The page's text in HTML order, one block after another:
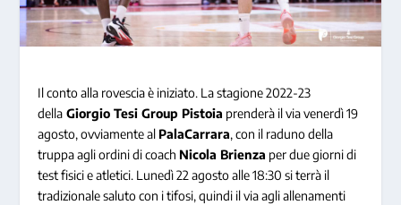
Il conto alla rovescia è iniziato. La stagione 2022-23
della Giorgio Tesi Group Pistoia prenderà il via venerdì 19
agosto, ovviamente al PalaCarrara, con il raduno della
truppa agli ordini di coach Nicola Brienza per due giorni di
test fisici e atletici. Lunedì 22 agosto alle 18:30 si terrà il
tradizionale saluto con i tifosi, quindi il via agli allenamenti